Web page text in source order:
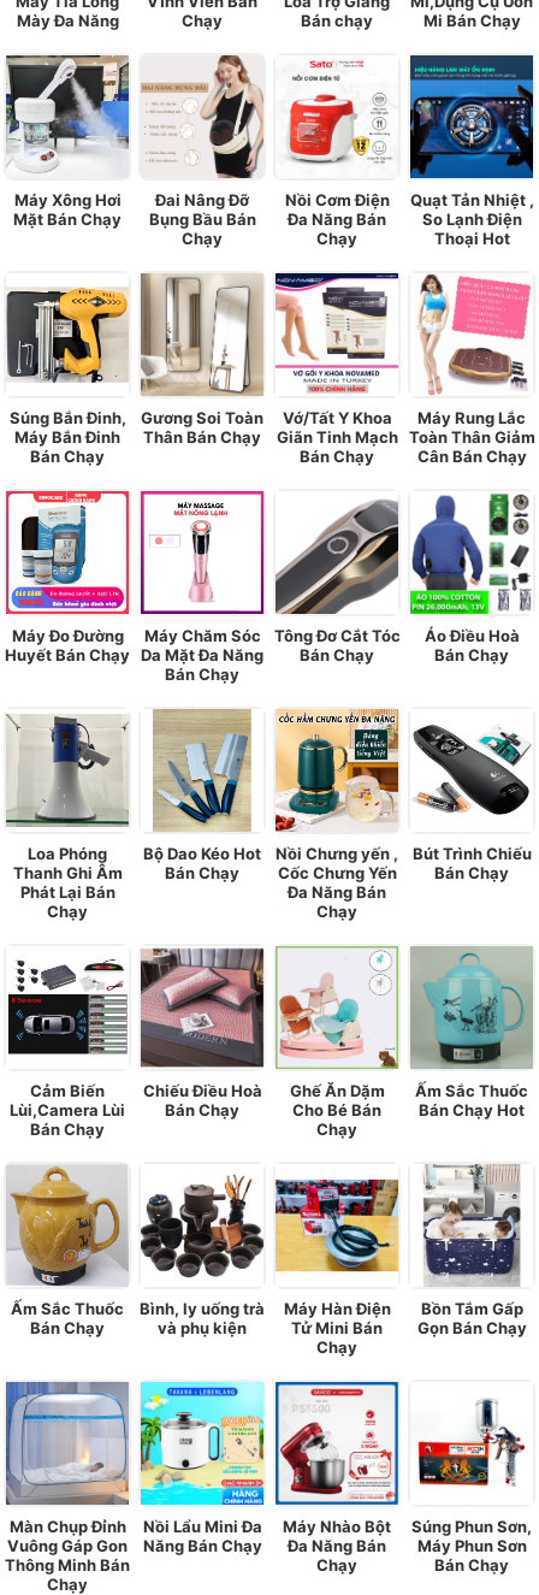
Mày Đa Năng
Chạy
Bán chạy
Mi Bán Chạy
Máy Xông Hơi
Mặt Bán Chạy
Đai Nâng Đỡ
Bụng Bầu Bán
Chạy
Nồi Cơm Điện
Đa Năng Bán
Chạy
Quạt Tản Nhiệt ,
So Lạnh Điện
Thoại Hot
Súng Bắn Đinh,
Máy Bắn Đinh
Bán Chạy
Gương Soi Toàn
Thân Bán Chạy
Vớ/Tất Y Khoa
Giãn Tinh Mạch
Bán Chạy
Máy Rung Lắc
Toàn Thân Giảm
Cân Bán Chạy
Máy Đo Đường
Huyết Bán Chạy
Máy Chăm Sóc
Da Mặt Đa Năng
Bán Chạy
Tông Đơ Cắt Tóc
Bán Chạy
Áo Điều Hoà
Bán Chạy
Loa Phóng
Thanh Ghi Âm
Phát Lại Bán
Chạy
Bộ Dao Kéo Hot
Bán Chạy
Nồi Chưng yến ,
Cốc Chưng Yến
Đa Năng Bán
Chạy
Bút Trình Chiếu
Bán Chạy
Cảm Biến
Lùi,Camera Lùi
Bán Chạy
Chiếu Điều Hoà
Bán Chạy
Ghế Ăn Dặm
Cho Bé Bán
Chạy
Ấm Sắc Thuốc
Bán Chạy Hot
Ấm Sắc Thuốc
Bán Chạy
Bình, ly uống trà
và phụ kiện
Máy Hàn Điện
Tử Mini Bán
Chạy
Bồn Tắm Gấp
Gọn Bán Chạy
Màn Chụp Đỉnh
Vuông Gáp Gon
Thông Minh Bán
Chạy
Nồi Lẩu Mini Đa
Năng Bán Chạy
Máy Nhào Bột
Đa Năng Bán
Chạy
Súng Phun Sơn,
Máy Phun Sơn
Bán Chạy